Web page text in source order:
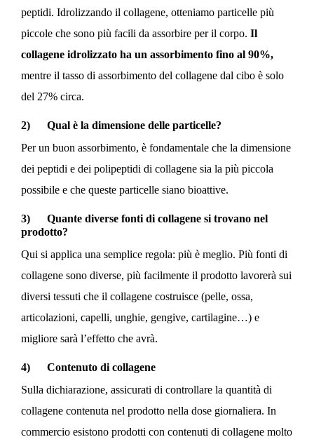
peptidi. Idrolizzando il collagene, otteniamo particelle più
piccole che sono più facili da assorbire per il corpo. Il
collagene idrolizzato ha un assorbimento fino al 90%,
mentre il tasso di assorbimento del collagene dal cibo è solo
del 27% circa.
2) Qual è la dimensione delle particelle?
Per un buon assorbimento, è fondamentale che la dimensione
dei peptidi e dei polipeptidi di collagene sia la più piccola
possibile e che queste particelle siano bioattive.
3) Quante diverse fonti di collagene si trovano nel
prodotto?
Qui si applica una semplice regola: più è meglio. Più fonti di
collagene sono diverse, più facilmente il prodotto lavorerà sui
diversi tessuti che il collagene costruisce (pelle, ossa,
articolazioni, capelli, unghie, gengive, cartilagine…) e
migliore sarà l’effetto che avrà.
4) Contenuto di collagene
Sulla dichiarazione, assicurati di controllare la quantità di
collagene contenuta nel prodotto nella dose giornaliera. In
commercio esistono prodotti con contenuti di collagene molto